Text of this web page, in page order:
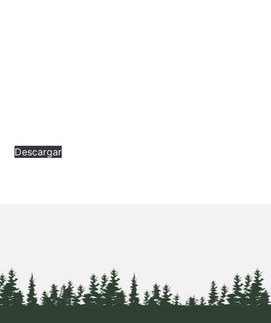
Descargar